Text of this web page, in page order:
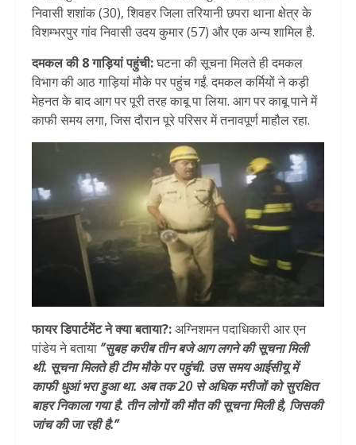
निवासी शशांक (30), शिवहर जिला तरियानी छपरा थाना क्षेत्र के
विशम्भरपुर गांव निवासी उदय कुमार (57) और एक अन्य शामिल है.
दमकल की 8 गाड़ियां पहुंची:घटना की सूचना मिलते ही दमकल
विभाग की आठ गाड़ियां मौके पर पहुंच गईं. दमकल कर्मियों ने कड़ी
मेहनत के बाद आग पर पूरी तरह काबू पा लिया. आग पर काबू पाने में
काफी समय लगा, जिस दौरान पूरे परिसर में तनावपूर्ण माहौल रहा.
फायर डिपार्टमेंट ने क्या बताया?:अग्निशमन पदाधिकारी आर एन
पांडेय ने बताया ”सुबह करीब तीन बजे आग लगने की सूचना मिली
थी. सूचना मिलते ही टीम मौके पर पहुंची. उस समय आईसीयू में
काफी धुआं भरा हुआ था. अब तक 20 से अधिक मरीजों को सुरक्षित
बाहर निकाला गया है. तीन लोगों की मौत की सूचना मिली है, जिसकी
जांच की जा रही है.”